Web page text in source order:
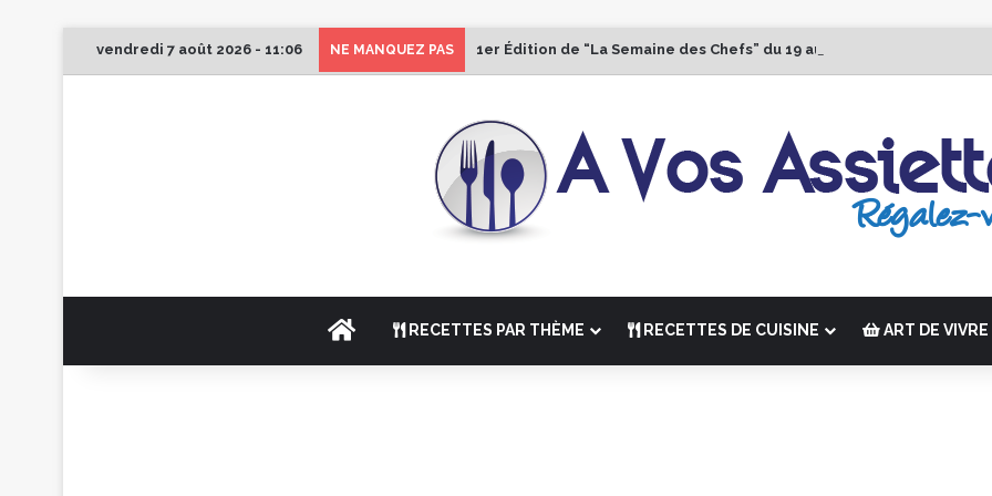
vendredi 7 août 2026 - 11:06 NE MANQUEZ PAS 1er Édition de “La Semaine des Chefs” du 19 au 24 octobre 2026
ACCUEILRECETTES PAR THÈME RECETTES DE CUISINE ART DE VIVRE